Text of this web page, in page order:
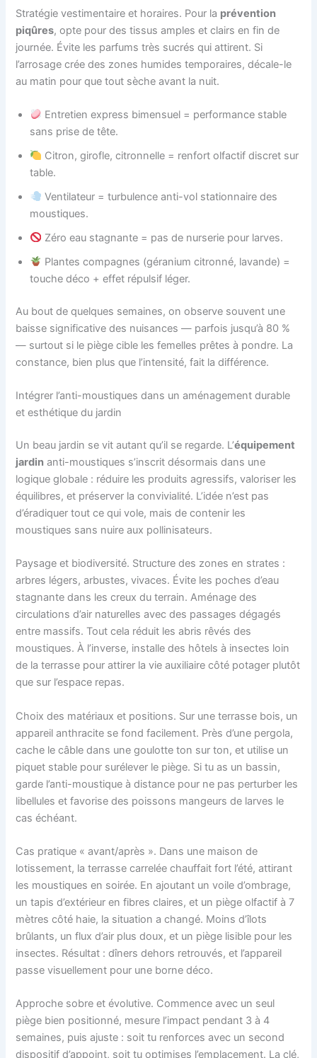
Stratégie vestimentaire et horaires. Pour la prévention
piqûres, opte pour des tissus amples et clairs en fin de
journée. Évite les parfums très sucrés qui attirent. Si
l’arrosage crée des zones humides temporaires, décale-le
au matin pour que tout sèche avant la nuit.
Entretien express bimensuel = performance stable
sans prise de tête.
Citron, girofle, citronnelle = renfort olfactif discret sur
table.
Ventilateur = turbulence anti-vol stationnaire des
moustiques.
Zéro eau stagnante = pas de nurserie pour larves.
Plantes compagnes (géranium citronné, lavande) =
touche déco + effet répulsif léger.
Au bout de quelques semaines, on observe souvent une
baisse significative des nuisances — parfois jusqu’à 80 %
— surtout si le piège cible les femelles prêtes à pondre. La
constance, bien plus que l’intensité, fait la différence.
Intégrer l’anti-moustiques dans un aménagement durable
et esthétique du jardin
Un beau jardin se vit autant qu’il se regarde. L’équipement
jardin anti-moustiques s’inscrit désormais dans une
logique globale : réduire les produits agressifs, valoriser les
équilibres, et préserver la convivialité. L’idée n’est pas
d’éradiquer tout ce qui vole, mais de contenir les
moustiques sans nuire aux pollinisateurs.
Paysage et biodiversité. Structure des zones en strates :
arbres légers, arbustes, vivaces. Évite les poches d’eau
stagnante dans les creux du terrain. Aménage des
circulations d’air naturelles avec des passages dégagés
entre massifs. Tout cela réduit les abris rêvés des
moustiques. À l’inverse, installe des hôtels à insectes loin
de la terrasse pour attirer la vie auxiliaire côté potager plutôt
que sur l’espace repas.
Choix des matériaux et positions. Sur une terrasse bois, un
appareil anthracite se fond facilement. Près d’une pergola,
cache le câble dans une goulotte ton sur ton, et utilise un
piquet stable pour surélever le piège. Si tu as un bassin,
garde l’anti-moustique à distance pour ne pas perturber les
libellules et favorise des poissons mangeurs de larves le
cas échéant.
Cas pratique « avant/après ». Dans une maison de
lotissement, la terrasse carrelée chauffait fort l’été, attirant
les moustiques en soirée. En ajoutant un voile d’ombrage,
un tapis d’extérieur en fibres claires, et un piège olfactif à 7
mètres côté haie, la situation a changé. Moins d’îlots
brûlants, un flux d’air plus doux, et un piège lisible pour les
insectes. Résultat : dîners dehors retrouvés, et l’appareil
passe visuellement pour une borne déco.
Approche sobre et évolutive. Commence avec un seul
piège bien positionné, mesure l’impact pendant 3 à 4
semaines, puis ajuste : soit tu renforces avec un second
dispositif d’appoint, soit tu optimises l’emplacement. La clé,